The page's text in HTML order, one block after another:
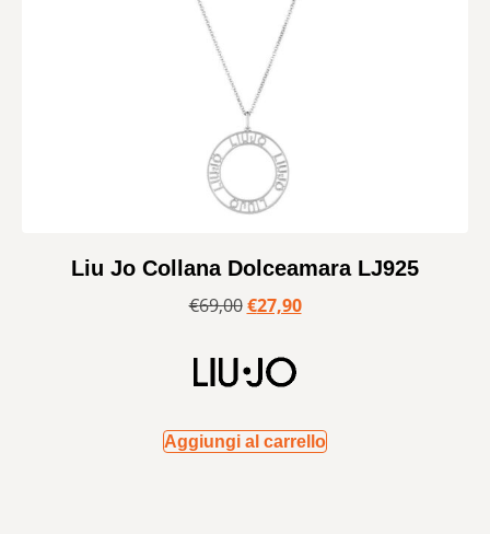
Liu Jo Collana Dolceamara LJ925
€69,00 €27,90
Aggiungi al carrello